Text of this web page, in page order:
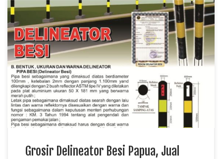
Grosir Delineator Besi Papua, Jual Delineator Besi Sulawesi,
Distributor Delineator Besi Kalimantan TKDN E Katalog
Delineator besi merupakan perlengkapan keselamatan jalan
yang berfungsi mengarahkan kendaraan sekaligus
meningkatkan keteraturan arus lalu lintas. Produk dibuat
menggunakan material baja berkualitas sehingga memiliki daya
tahan tinggi terhadap benturan dan perubahan cuaca. Harga
murah memberikan […]
Grosir Delineator Besi Papua, Jual